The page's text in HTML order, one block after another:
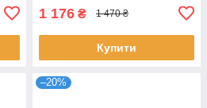
1 176 ₴ 1 470 ₴
Купити
–20%